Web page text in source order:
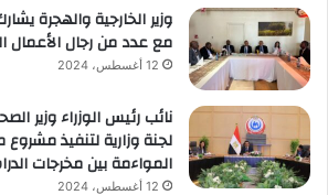
وزير الخارجية والهجرة
مع عدد من رجال الأعمال
12 أغسطس، 2024
نائب رئيس الوزراء وزير
لجنة وزارية لتنفيذ
المواءمة بين مخرجات
12 أغسطس، 2024